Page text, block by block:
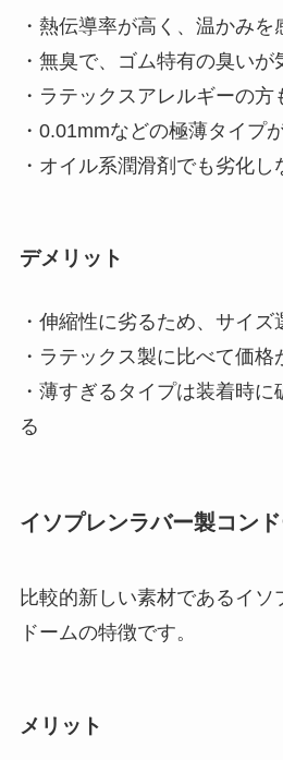
・熱伝導率が高く、温かみを
・無臭で、ゴム特有の臭いが
・ラテックスアレルギーの方
・0.01mmなどの極薄タイプ
・オイル系潤滑剤でも劣化し
デメリット
・伸縮性に劣るため、サイズ
・ラテックス製に比べて価格
・薄すぎるタイプは装着時
る
イソプレンラバー製コン
比較的新しい素材であるイソ
ドームの特徴です。
メリット